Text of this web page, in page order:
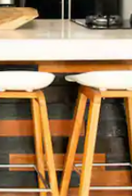
so šípkami